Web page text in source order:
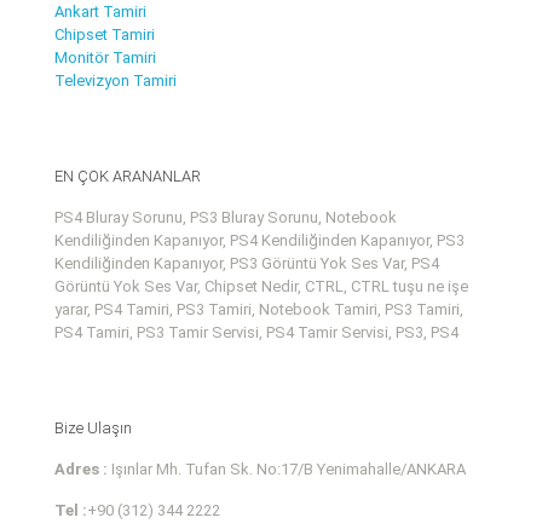
Ankart Tamiri
Chipset Tamiri
Monitör Tamiri
Televizyon Tamiri
EN ÇOK ARANANLAR
PS4 Bluray Sorunu, PS3 Bluray Sorunu, Notebook
Kendiliğinden Kapanıyor, PS4 Kendiliğinden Kapanıyor, PS3
Kendiliğinden Kapanıyor, PS3 Görüntü Yok Ses Var, PS4
Görüntü Yok Ses Var, Chipset Nedir, CTRL, CTRL tuşu ne işe
yarar, PS4 Tamiri, PS3 Tamiri, Notebook Tamiri, PS3 Tamiri,
PS4 Tamiri, PS3 Tamir Servisi, PS4 Tamir Servisi, PS3, PS4
Bize Ulaşın
Adres : Işınlar Mh. Tufan Sk. No:17/B Yenimahalle/ANKARA
Tel :+90 (312) 344 2222